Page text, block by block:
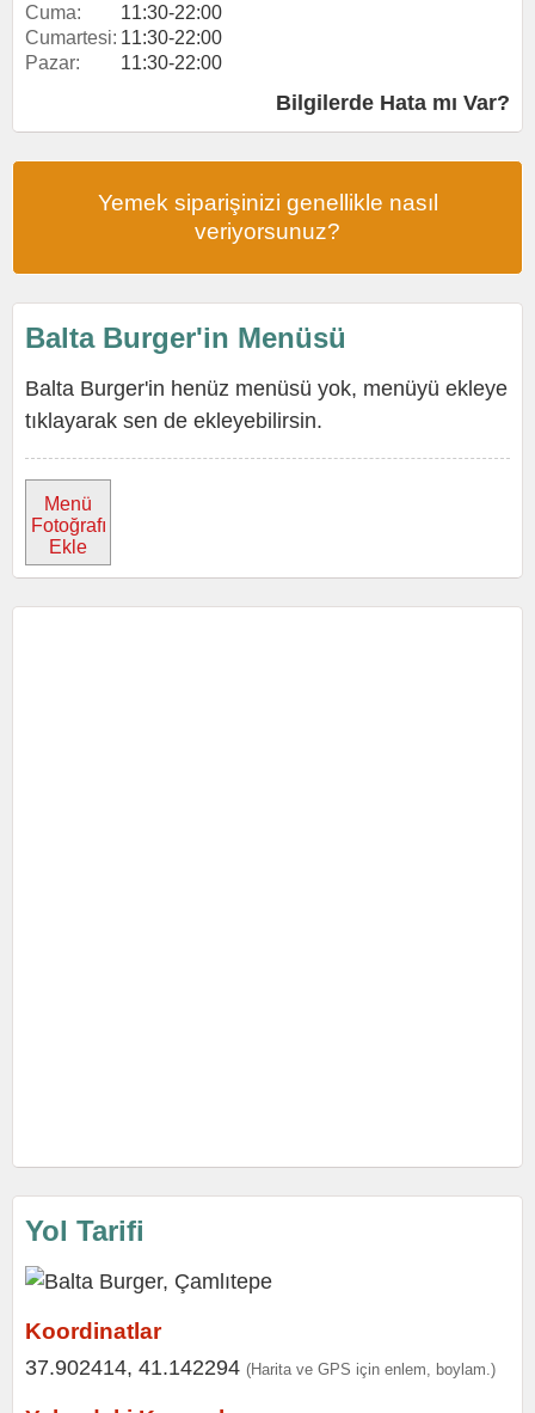
Cuma:
11:30-22:00
Cumartesi: 11:30-22:00
Pazar:
11:30-22:00
Bilgilerde Hata mı Var?
Yemek siparişinizi genellikle nasıl
veriyorsunuz?
Balta Burger'in Menüsü
Balta Burger'in henüz menüsü yok, menüyü ekleye
tıklayarak sen de ekleyebilirsin.
Menü
Fotoğrafı
Ekle
Yol Tarifi
Koordinatlar
37.902414, 41.142294 (Harita ve GPS için enlem, boylam.)